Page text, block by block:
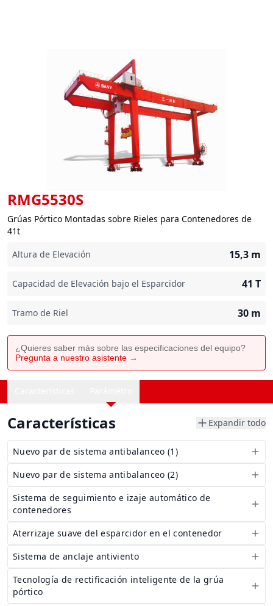
RMG5530S
Grúas Pórtico Montadas sobre Rieles para Contenedores de
41t
Altura de Elevación
15,3 m
Capacidad de Elevación bajo el Esparcidor 41 T
Tramo de Riel 30 m
¿Quieres saber más sobre las especificaciones del equipo?
Pregunta a nuestro asistente →
Características Expandir todo
Nuevo par de sistema antibalanceo (1)
Nuevo par de sistema antibalanceo (2)
Sistema de seguimiento e izaje automático de
contenedores
Aterrizaje suave del esparcidor en el contenedor
Sistema de anclaje antiviento
Tecnología de rectificación inteligente de la grúa
pórtico